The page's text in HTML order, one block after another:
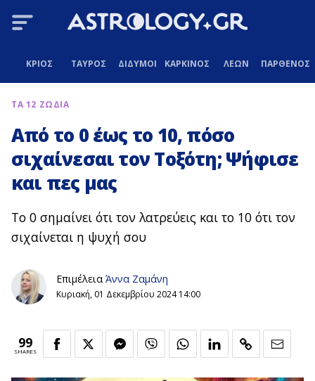
ΚΡΙΟΣ ΤΑΥΡΟΣ ΔΙΔΥΜΟΙ ΚΑΡΚΙΝΟΣ ΛΕΩΝ ΠΑΡΘΕΝΟΣ
ΤΑ 12 ΖΩΔΙΑ
Από το 0 έως το 10, πόσο
σιχαίνεσαι τον Τοξότη; Ψήφισε
και πες μας
Το 0 σημαίνει ότι τον λατρεύεις και το 10 ότι τον
σιχαίνεται η ψυχή σου
Επιμέλεια Άννα Ζαμάνη
Κυριακή, 01 Δεκεμβρίου 2024 14:00
99
SHARES